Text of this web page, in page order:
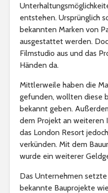
entstehen. Ursprünglich
bekannten Marken von
ausgestattet werden.
Filmstudio aus und das
Händen da.
Mittlerweile haben die
gefunden, wollten diese
bekannt geben.
dem Projekt an weiteren
das London Resort
verkünden. Mit dem
wurde ein weiterer
Das Unternehmen
bekannte Bauprojekte